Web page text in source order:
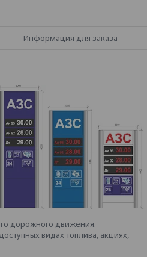
Информация для заказа
дорожного движения.
видах топлива, акциях,